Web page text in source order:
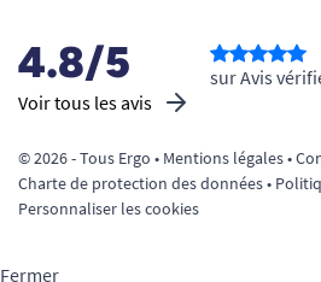
4.8/5
Voir tous les avis
sur Avis
© 2026 - Tous Ergo • Mentions légales•
Charte de protection des données•
Personnaliser les cookies
Fermer